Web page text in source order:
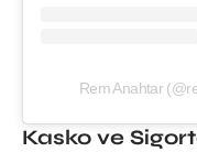
Rem Anahtar
Kasko ve